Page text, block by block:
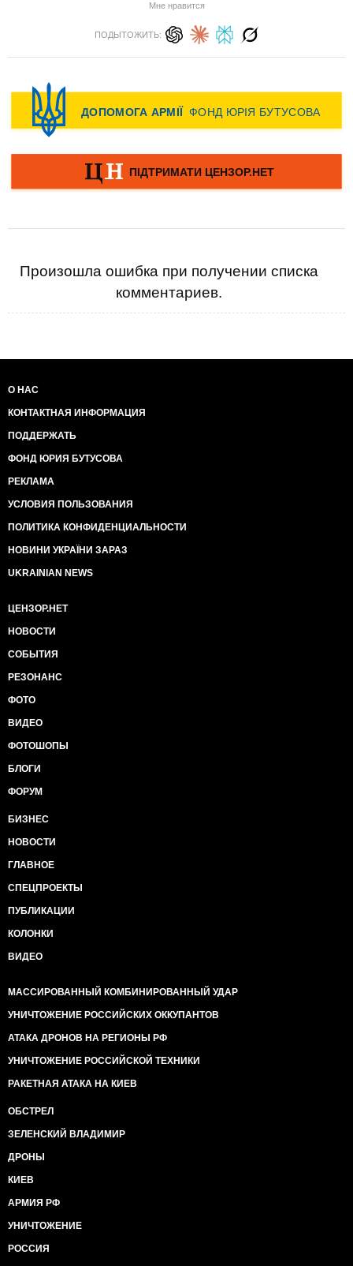
Мне нравится
ПОДЫТОЖИТЬ:
Произошла ошибка при получении списка
комментариев.
О НАС
КОНТАКТНАЯ ИНФОРМАЦИЯ
ПОДДЕРЖАТЬ
ФОНД ЮРИЯ БУТУСОВА
РЕКЛАМА
УСЛОВИЯ ПОЛЬЗОВАНИЯ
ПОЛИТИКА КОНФИДЕНЦИАЛЬНОСТИ
НОВИНИ УКРАЇНИ ЗАРАЗ
UKRAINIAN NEWS
ЦЕНЗОР.НЕТ
НОВОСТИ
СОБЫТИЯ
РЕЗОНАНС
ФОТО
ВИДЕО
ФОТОШОПЫ
БЛОГИ
ФОРУМ
БИЗНЕС
НОВОСТИ
ГЛАВНОЕ
СПЕЦПРОЕКТЫ
ПУБЛИКАЦИИ
КОЛОНКИ
ВИДЕО
МАССИРОВАННЫЙ КОМБИНИРОВАННЫЙ УДАР
УНИЧТОЖЕНИЕ РОССИЙСКИХ ОККУПАНТОВ
АТАКА ДРОНОВ НА РЕГИОНЫ РФ
УНИЧТОЖЕНИЕ РОССИЙСКОЙ ТЕХНИКИ
РАКЕТНАЯ АТАКА НА КИЕВ
ОБСТРЕЛ
ЗЕЛЕНСКИЙ ВЛАДИМИР
ДРОНЫ
КИЕВ
АРМИЯ РФ
УНИЧТОЖЕНИЕ
РОССИЯ